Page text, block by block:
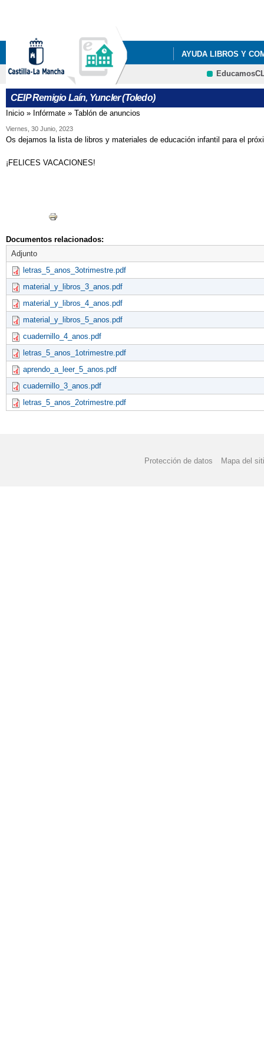
AYUDA LIBROS Y
LISTADOS DE
CEIP Remigio Laín, Yuncler (Toledo)
Se encuentra usted aquí
Inicio » Infórmate » Tablón de anuncios
Viernes, 30 Junio, 2023
Os dejamos la lista de libros y materiales de educación infantil para el
¡FELICES VACACIONES!
Documentos relacionados:
Adjunto
letras_5_anos_3otrimestre.pdf
material_y_libros_3_anos.pdf
material_y_libros_4_anos.pdf
material_y_libros_5_anos.pdf
cuadernillo_4_anos.pdf
letras_5_anos_1otrimestre.pdf
aprendo_a_leer_5_anos.pdf
cuadernillo_3_anos.pdf
letras_5_anos_2otrimestre.pdf
Protección de datos Mapa del